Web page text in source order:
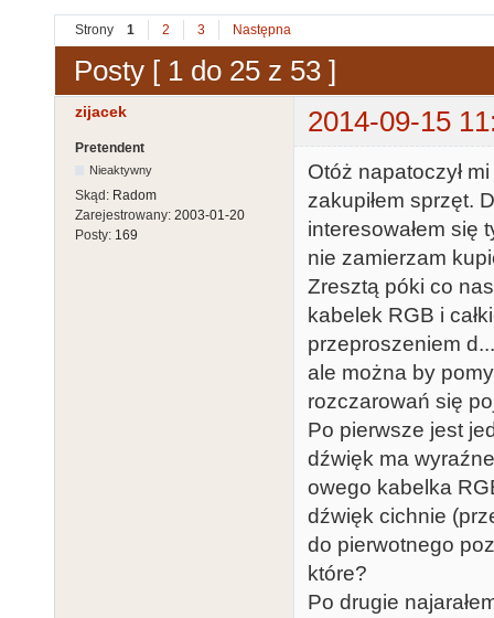
Strony 1 2 3 Następna
Posty [ 1 do 25 z 53 ]
zijacek 2014-09-15
Pretendent
Nieaktywny
Skąd: Radom
Zarejestrowany: 2003-01-20
Posty: 169
Otóż napatoczył
zakupiłem sprzęt.
interesowałem się
nie zamierzam
Zresztą póki co
kabelek RGB i
przeproszeniem
ale można by
rozczarowań się
Po pierwsze jest
dźwięk ma
owego kabelka
dźwięk cichnie
do pierwotnego
które?
Po drugie